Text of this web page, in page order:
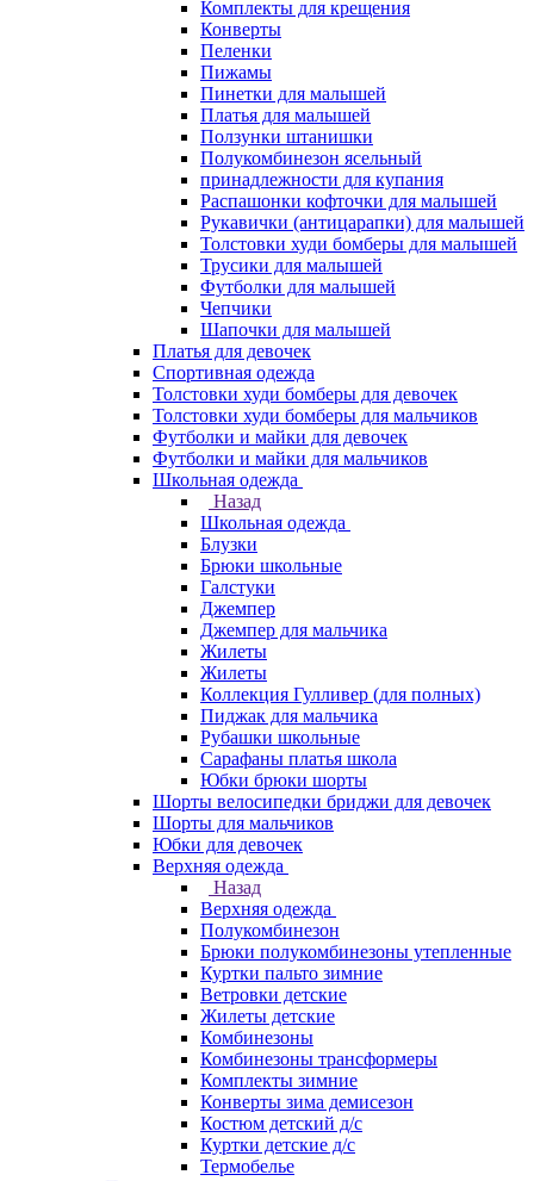
Комплекты для крещения
Конверты
Пеленки
Пижамы
Пинетки для малышей
Платья для малышей
Ползунки штанишки
Полукомбинезон ясельный
принадлежности для купания
Распашонки кофточки для малышей
Рукавички (антицарапки) для малышей
Толстовки худи бомберы для малышей
Трусики для малышей
Футболки для малышей
Чепчики
Шапочки для малышей
Платья для девочек
Спортивная одежда
Толстовки худи бомберы для девочек
Толстовки худи бомберы для мальчиков
Футболки и майки для девочек
Футболки и майки для мальчиков
Школьная одежда
Назад
Школьная одежда
Блузки
Брюки школьные
Галстуки
Джемпер
Джемпер для мальчика
Жилеты
Жилеты
Коллекция Гулливер (для полных)
Пиджак для мальчика
Рубашки школьные
Сарафаны платья школа
Юбки брюки шорты
Шорты велосипедки бриджи для девочек
Шорты для мальчиков
Юбки для девочек
Верхняя одежда
Назад
Верхняя одежда
Полукомбинезон
Брюки полукомбинезоны утепленные
Куртки пальто зимние
Ветровки детские
Жилеты детские
Комбинезоны
Комбинезоны трансформеры
Комплекты зимние
Конверты зима демисезон
Костюм детский д/с
Куртки детские д/с
Термобелье